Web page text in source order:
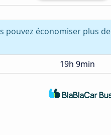
pouvez économiser plus de
19h 9min